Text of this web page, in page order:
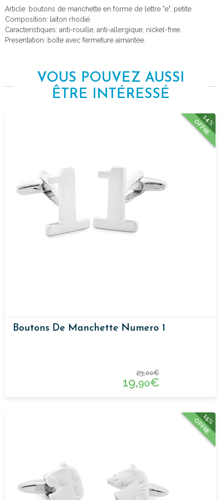
Article: boutons de manchette en forme de lettre "e", petite.
Composition: laiton rhodié.
Caracteristiques: anti-rouille, anti-allergique, nickel-free.
Presentation: boîte avec fermeture aimantée.
VOUS POUVEZ AUSSI
ÊTRE INTÉRESSÉ
14%
OFFRE
Boutons De Manchette Numero 1
23,00€
19,90€
15%
OFFRE